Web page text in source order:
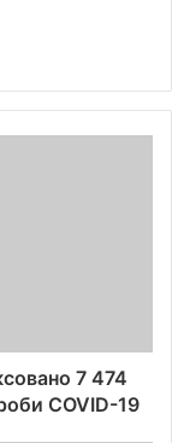
7 474
COVID-19